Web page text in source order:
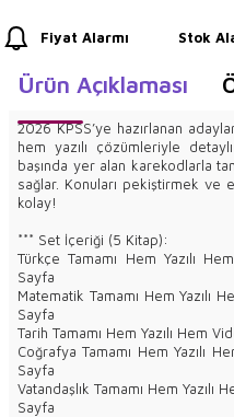
Fiyat Alarmı Stok
Ürün Açıklaması
2026 KPSS’ye hazırlanan
hem yazılı çözümleriyle
başında yer alan karekodlarla
sağlar. Konuları pekiştirmek ve
kolay!
*** Set İçeriği (5 Kitap):
Türkçe Tamamı Hem Yazılı
Sayfa
Matematik Tamamı Hem Yazılı
Sayfa
Tarih Tamamı Hem Yazılı Hem
Coğrafya Tamamı Hem Yazılı
Sayfa
Vatandaşlık Tamamı Hem
Sayfa